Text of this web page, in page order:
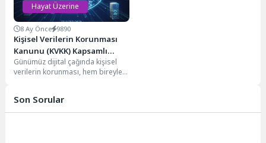
Hayat Üzerine
8 Ay Önce 9890
Kişisel Verilerin Korunması
Kanunu (KVKK) Kapsamlı
Rehberi
Günümüz dijital çağında kişisel
verilerin korunması, hem bireyler
Son Sorular